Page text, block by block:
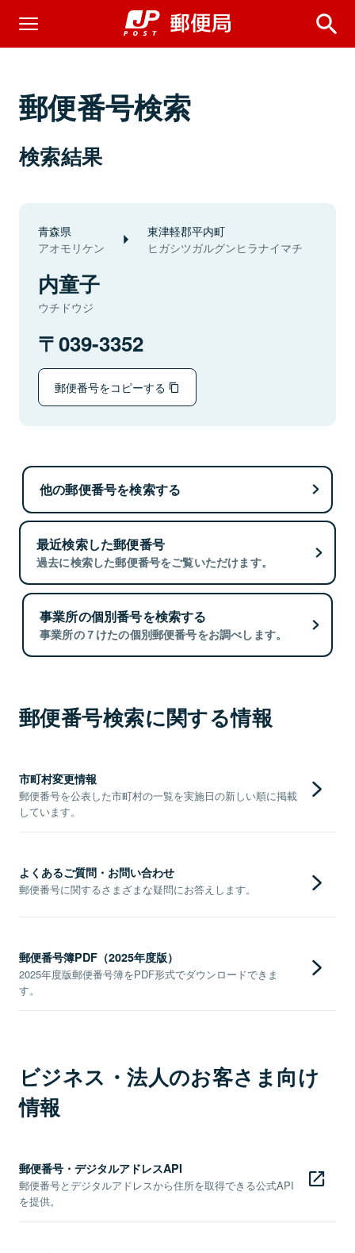
郵便番号検索
検索結果
青森県
アオモリケン
東津軽郡平内町
ヒガシツガルグンヒラナイマチ
内童子
ウチドウジ
039-3352
郵便番号をコピーする
他の郵便番号を検索する
最近検索した郵便番号
過去に検索した郵便番号をご覧いただけます。
事業所の個別番号を検索する
事業所の７けたの個別郵便番号をお調べします。
郵便番号検索に関する情報
市町村変更情報
郵便番号を公表した市町村の一覧を実施日の新しい順に掲載
しています。
よくあるご質問・お問い合わせ
郵便番号に関するさまざまな疑問にお答えします。
郵便番号簿PDF（2025年度版）
2025年度版郵便番号簿をPDF形式でダウンロードできま
す。
ビジネス・法人のお客さま向け
情報
郵便番号・デジタルアドレスAPI
郵便番号とデジタルアドレスから住所を取得できる公式API
を提供。